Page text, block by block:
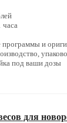
и
под ваши дозы
для